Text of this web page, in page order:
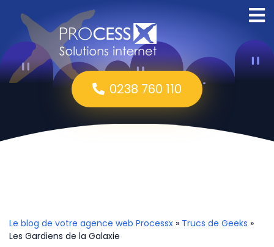
0238 760 110
Le blog de votre agence web Processx » Trucs de Geeks »
Les Gardiens de la Galaxie